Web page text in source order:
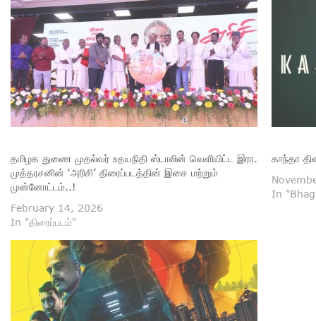
தமிழக துணை முதல்வர் உதயநிதி ஸ்டாலின் வெளியிட்ட இரா.‌
முத்தரசனின் ‘அரிசி’ திரைப்படத்தின் இசை மற்றும்
முன்னோட்டம்..!
February 14, 2026
In "திரைப்படம்"
காந்தா
In